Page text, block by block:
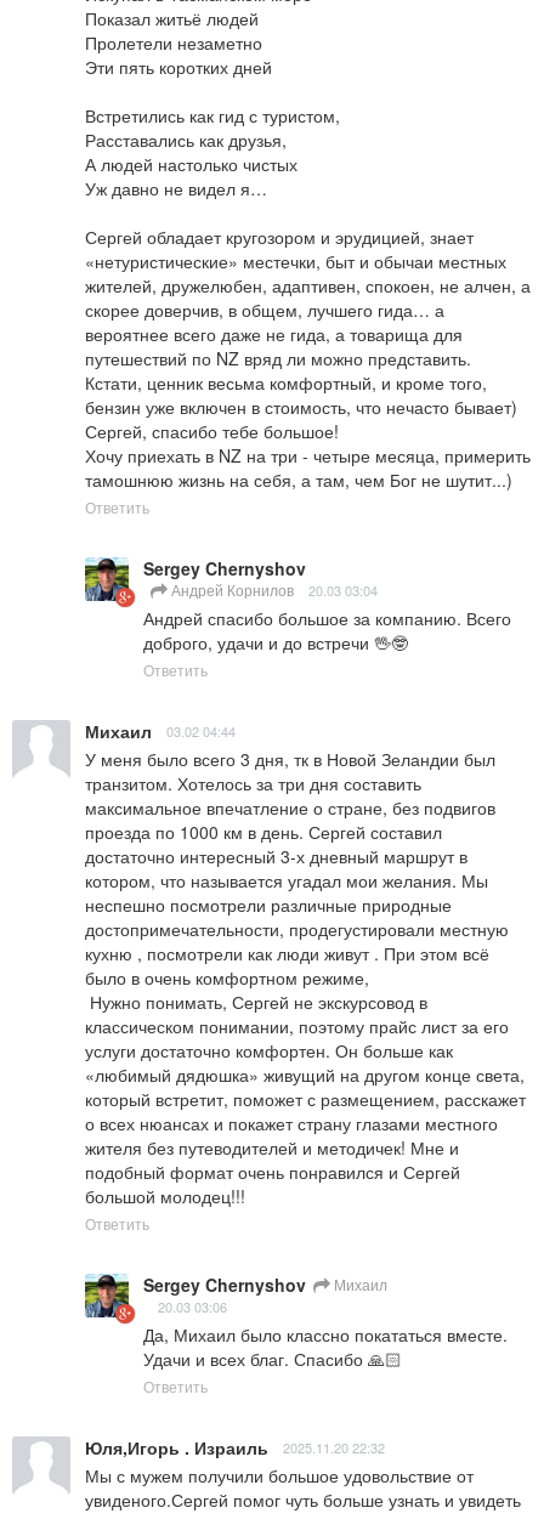
Показал житьё людей
Пролетели незаметно
Эти пять коротких дней
Встретились как гид с туристом,
Расставались как друзья,
А людей настолько чистых
Уж давно не видел я…
Сергей обладает кругозором и эрудицией, знает
«нетуристические» местечки, быт и обычаи местных
жителей, дружелюбен, адаптивен, спокоен, не алчен, а
скорее доверчив, в общем, лучшего гида… а
вероятнее всего даже не гида, а товарища для
путешествий по NZ вряд ли можно представить.
Кстати, ценник весьма комфортный, и кроме того,
бензин уже включен в стоимость, что нечасто бывает)
Сергей, спасибо тебе большое!
Хочу приехать в NZ на три - четыре месяца, примерить
тамошнюю жизнь на себя, а там, чем Бог не шутит...)
Ответить
Sergey Chernyshov
Андрей Корнилов 20.03 03:04
Андрей спасибо большое за компанию. Всего
доброго, удачи и до встречи 🖖🤓
Ответить
Михаил 03.02 04:44
У меня было всего 3 дня, тк в Новой Зеландии был
транзитом. Хотелось за три дня составить
максимальное впечатление о стране, без подвигов
проезда по 1000 км в день. Сергей составил
достаточно интересный 3-х дневный маршрут в
котором, что называется угадал мои желания. Мы
неспешно посмотрели различные природные
достопримечательности, продегустировали местную
кухню , посмотрели как люди живут . При этом всё
было в очень комфортном режиме,
классическом понимании, поэтому прайс лист за его
услуги достаточно комфортен. Он больше как
«любимый дядюшка» живущий на другом конце света,
который встретит, поможет с размещением, расскажет
о всех нюансах и покажет страну глазами местного
жителя без путеводителей и методичек! Мне и
подобный формат очень понравился и Сергей
большой молодец!!!
Ответить
Sergey Chernyshov Михаил
20.03 03:06
Да, Михаил было классно покататься вместе.
Удачи и всех благ. Спасибо 🙏🏻
Ответить
Юля,Игорь . Израиль 2025.11.20 22:32
Мы с мужем получили большое удовольствие от
увиденого.Сергей помог чуть больше узнать и увидеть